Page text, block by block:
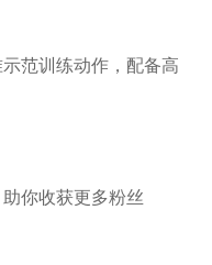
范训练动作，配备高
你收获更多粉丝